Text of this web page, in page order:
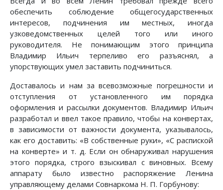
обеспечить соблюдение общегосударственных
интересов, подчинения им местных, иногда
узковедомственных целей того или иного
руководителя. Не понимающим этого принципа
Владимир Ильич терпеливо его разъяснял, а
упорствующих умел заставить подчиниться.
Доставалось и нам за всевозможные погрешности и
отступления от установленного им порядка
оформления и рассылки документов. Владимир Ильич
разработал и ввел такое правило, чтобы на конвертах,
в зависимости от важности документа, указывалось,
как его доставить: «В собственные руки», «С распиской
на конверте» и т. д. Если он обнаруживал нарушения
этого порядка, строго взыскивал с виновных. Всему
аппарату было известно распоряжение Ленина
управляющему делами Совнаркома Н. П. Горбунову: